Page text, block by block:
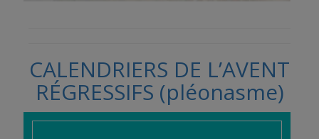
CALENDRIERS DE L’AVENT
RÉGRESSIFS (pléonasme)